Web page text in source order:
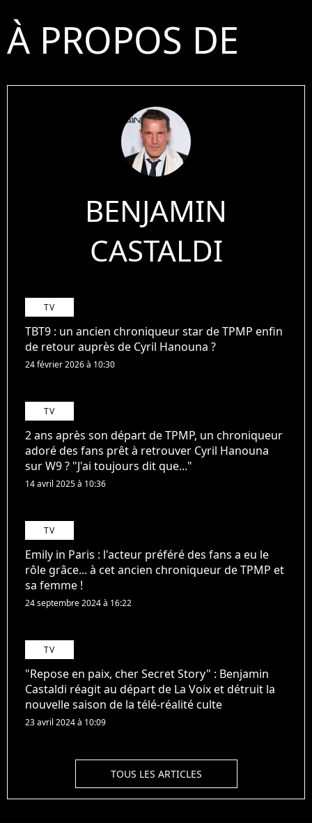
À PROPOS DE
BENJAMIN
CASTALDI
TV
TBT9 : un ancien chroniqueur star de TPMP enfin
de retour auprès de Cyril Hanouna ?
24 février 2026 à 10:30
TV
2 ans après son départ de TPMP, un chroniqueur
adoré des fans prêt à retrouver Cyril Hanouna
sur W9 ? "J'ai toujours dit que..."
14 avril 2025 à 10:36
TV
Emily in Paris : l'acteur préféré des fans a eu le
rôle grâce... à cet ancien chroniqueur de TPMP et
sa femme !
24 septembre 2024 à 16:22
TV
"Repose en paix, cher Secret Story" : Benjamin
Castaldi réagit au départ de La Voix et détruit la
nouvelle saison de la télé-réalité culte
23 avril 2024 à 10:09
TOUS LES ARTICLES